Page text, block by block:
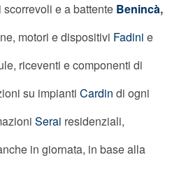
e a battente Benincà,
motori e dispositivi Fadini e
riceventi e componenti di
su impiantiCardin di ogni
Serai residenziali,
in giornata, in base alla